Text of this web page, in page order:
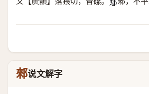
𨝀
郲说文解字